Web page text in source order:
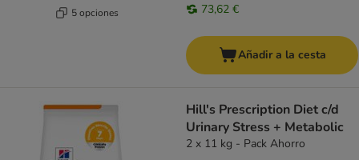
5 opciones 73,62 €
Añadir a la cesta
Hill's Prescription Diet c/d
Urinary Stress + Metabolic
2 x 11 kg - Pack Ahorro